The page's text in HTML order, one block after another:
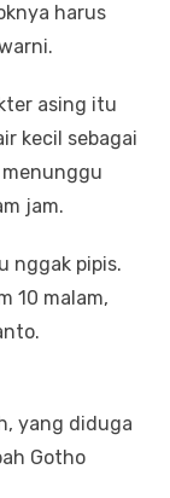
harus
asing itu
kecil sebagai
jam.
nggak pipis.
10 malam,
yang diduga
Gotho